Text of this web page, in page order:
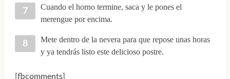
Cuando el horno termine, saca y le pones el
merengue por encima.
Mete dentro de la nevera para que repose unas horas
y ya tendrás listo este delicioso postre.
[fbcomments]